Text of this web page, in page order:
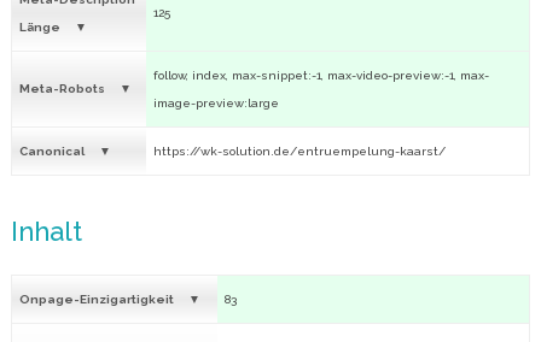
Länge
125
Meta-Robots
follow, index, max-snippet:-1, max-video-preview:-1, max-
image-preview:large
Canonical https://wk-solution.de/entruempelung-kaarst/
Inhalt
Onpage-Einzigartigkeit 83